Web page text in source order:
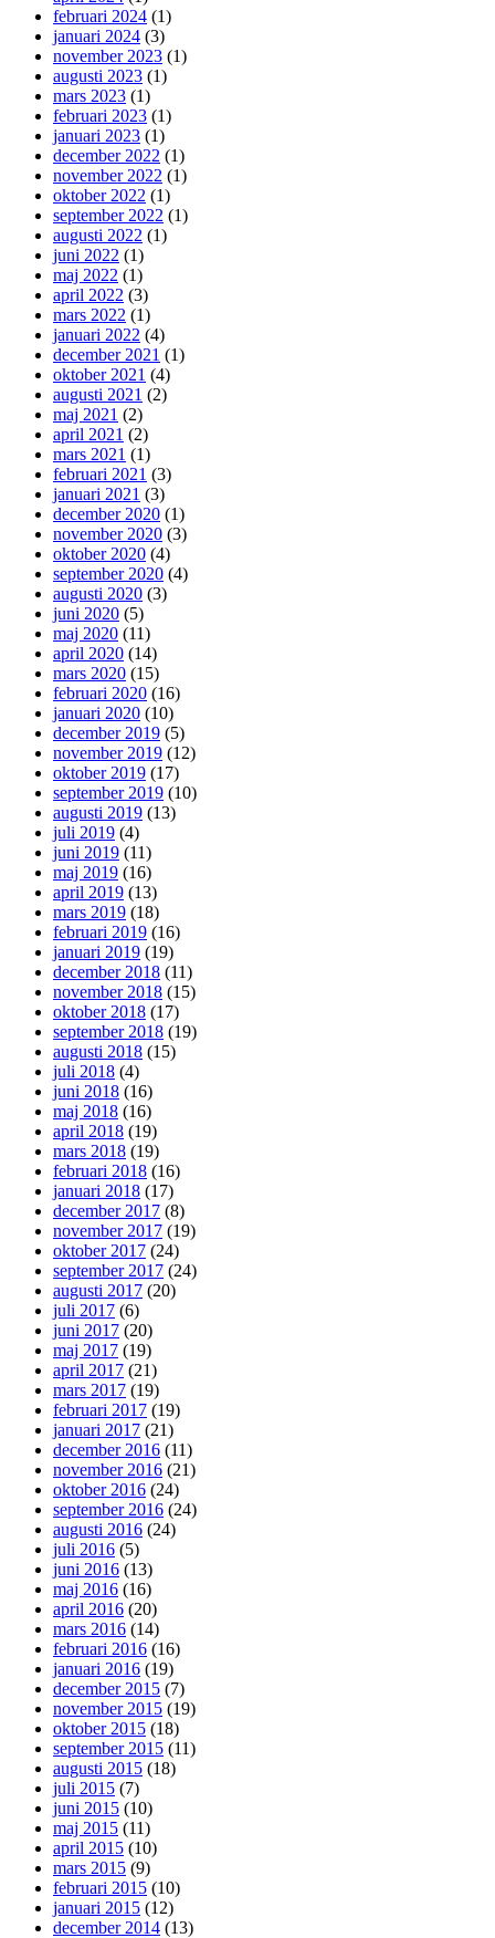
februari 2024 (1)
januari 2024 (3)
november 2023 (1)
augusti 2023 (1)
mars 2023 (1)
februari 2023 (1)
januari 2023 (1)
december 2022 (1)
november 2022 (1)
oktober 2022 (1)
september 2022 (1)
augusti 2022 (1)
juni 2022 (1)
maj 2022 (1)
april 2022 (3)
mars 2022 (1)
januari 2022 (4)
december 2021 (1)
oktober 2021 (4)
augusti 2021 (2)
maj 2021 (2)
april 2021 (2)
mars 2021 (1)
februari 2021 (3)
januari 2021 (3)
december 2020 (1)
november 2020 (3)
oktober 2020 (4)
september 2020 (4)
augusti 2020 (3)
juni 2020 (5)
maj 2020 (11)
april 2020 (14)
mars 2020 (15)
februari 2020 (16)
januari 2020 (10)
december 2019 (5)
november 2019 (12)
oktober 2019 (17)
september 2019 (10)
augusti 2019 (13)
juli 2019 (4)
juni 2019 (11)
maj 2019 (16)
april 2019 (13)
mars 2019 (18)
februari 2019 (16)
januari 2019 (19)
december 2018 (11)
november 2018 (15)
oktober 2018 (17)
september 2018 (19)
augusti 2018 (15)
juli 2018 (4)
juni 2018 (16)
maj 2018 (16)
april 2018 (19)
mars 2018 (19)
februari 2018 (16)
januari 2018 (17)
december 2017 (8)
november 2017 (19)
oktober 2017 (24)
september 2017 (24)
augusti 2017 (20)
juli 2017 (6)
juni 2017 (20)
maj 2017 (19)
april 2017 (21)
mars 2017 (19)
februari 2017 (19)
januari 2017 (21)
december 2016 (11)
november 2016 (21)
oktober 2016 (24)
september 2016 (24)
augusti 2016 (24)
juli 2016 (5)
juni 2016 (13)
maj 2016 (16)
april 2016 (20)
mars 2016 (14)
februari 2016 (16)
januari 2016 (19)
december 2015 (7)
november 2015 (19)
oktober 2015 (18)
september 2015 (11)
augusti 2015 (18)
juli 2015 (7)
juni 2015 (10)
maj 2015 (11)
april 2015 (10)
mars 2015 (9)
februari 2015 (10)
januari 2015 (12)
december 2014 (13)